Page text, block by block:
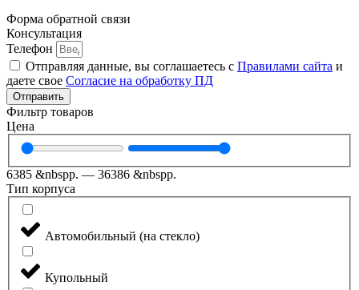
Форма обратной связи
Консультация
Телефон
Отправляя данные, вы соглашаетесь с Правилами сайта и
даете свое Согласие на обработку ПД
Отправить
Фильтр товаров
Цена
6385 &nbspр. — 36386 &nbspр.
Тип корпуса
Автомобильный (на стекло)
Купольный